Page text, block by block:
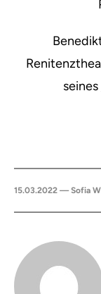
seines
15.03.2022 — Sofia